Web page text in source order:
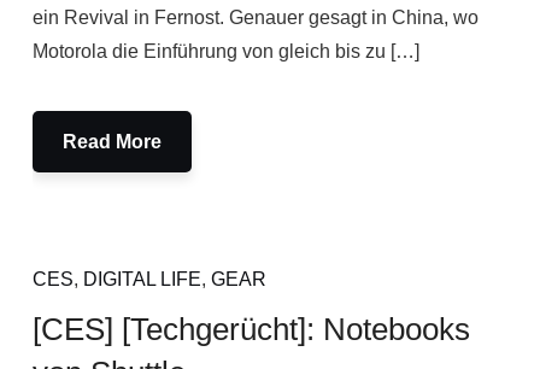
ein Revival in Fernost. Genauer gesagt in China, wo
Motorola die Einführung von gleich bis zu […]
Read More
CES, DIGITAL LIFE, GEAR
[CES] [Techgerücht]: Notebooks